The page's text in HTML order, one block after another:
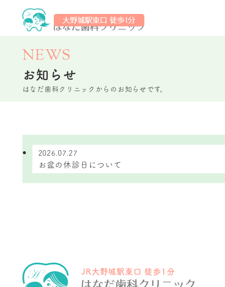
NEWS
お知らせ
はなだ歯科クリニックからのお知らせです。
2026.07.27
お盆の休診日について
JR大野城駅東口 徒歩1分